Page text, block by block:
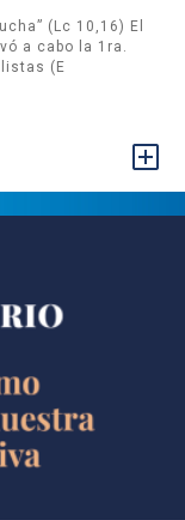
(Lc 10,16) El
a cabo la 1ra.
(E
+